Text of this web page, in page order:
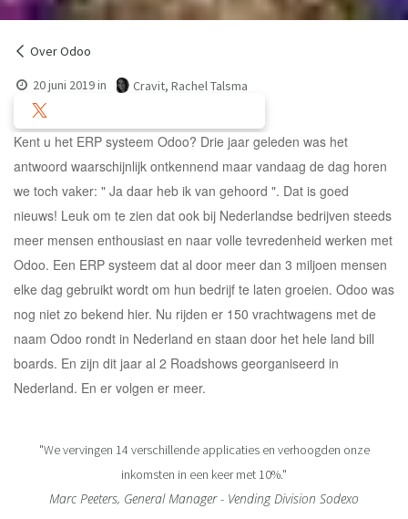
Over Odoo
20 juni 2019in Cravit, Rachel Talsma
Kent u het ERP systeem Odoo? Drie jaar geleden was het
antwoord waarschijnlijk ontkennend maar vandaag de dag horen
we toch vaker: " Ja daar heb ik van gehoord ". Dat is goed
nieuws! Leuk om te zien dat ook bij Nederlandse bedrijven steeds
meer mensen enthousiast en naar volle tevredenheid werken met
Odoo. Een ERP systeem dat al door meer dan 3 miljoen mensen
elke dag gebruikt wordt om hun bedrijf te laten groeien. Odoo was
nog niet zo bekend hier. Nu rijden er 150 vrachtwagens met de
naam Odoo rondt in Nederland en staan door het hele land bill
boards. En zijn dit jaar al 2 Roadshows georganiseerd in
Nederland. En er volgen er meer.
"We vervingen 14 verschillende applicaties en verhoogden onze
inkomsten in een keer met 10%."
Marc Peeters, General Manager - Vending Division Sodexo